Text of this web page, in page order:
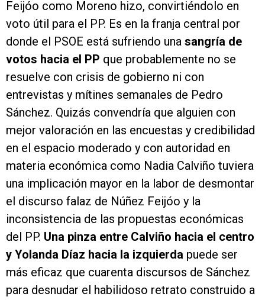
Feijóo como Moreno hizo, convirtiéndolo en
voto útil para el PP. Es en la franja central por
donde el PSOE está sufriendo una sangría de
votos hacia el PP que probablemente no se
resuelve con crisis de gobierno ni con
entrevistas y mítines semanales de Pedro
Sánchez. Quizás convendría que alguien con
mejor valoración en las encuestas y credibilidad
en el espacio moderado y con autoridad en
materia económica como Nadia Calviño tuviera
una implicación mayor en la labor de desmontar
el discurso falaz de Núñez Feijóo y la
inconsistencia de las propuestas económicas
del PP. Una pinza entre Calviño hacia el centro
y Yolanda Díaz hacia la izquierda puede ser
más eficaz que cuarenta discursos de Sánchez
para desnudar el habilidoso retrato construido a